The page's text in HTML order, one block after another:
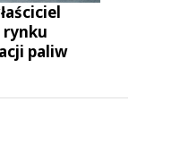
rynku
paliw